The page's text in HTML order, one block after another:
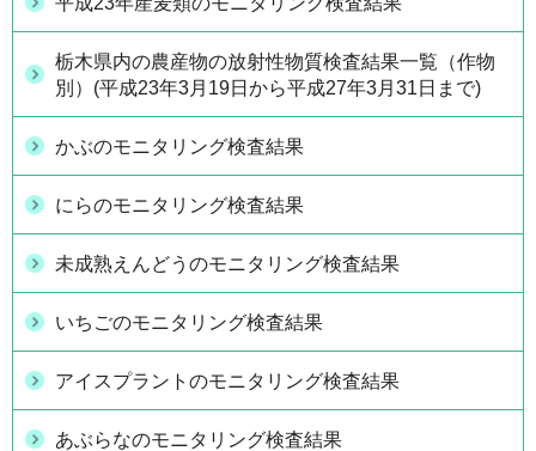
栃木県内の農産物の放射性物質検査結果一覧（作物
別）(平成23年3月19日から平成27年3月31日まで)
かぶのモニタリング検査結果
にらのモニタリング検査結果
未成熟えんどうのモニタリング検査結果
いちごのモニタリング検査結果
アイスプラントのモニタリング検査結果
あぶらなのモニタリング検査結果